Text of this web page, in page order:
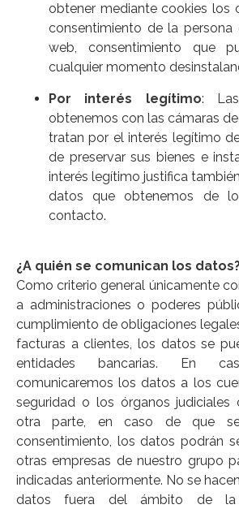
obtener mediante cookies los
consentimiento de la persona
web, consentimiento que
cualquier momento
Por interés legítimo:
obtenemos con las cámaras
tratan por el interés legítimo
de preservar sus bienes e
interés legítimo justifica
datos que obtenemos de
contacto.
¿A quién se comunican los
Como criterio general únicamente
a administraciones o poderes
cumplimiento de obligaciones
facturas a clientes, los datos se
entidades bancarias. En
comunicaremos los datos a los
seguridad o los órganos judiciales
otra parte, en caso de que
consentimiento, los datos podrán
otras empresas de nuestro grupo
indicadas anteriormente. No se
datos fuera del ámbito de la